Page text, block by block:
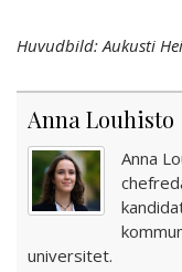
Huvudbild: Aukusti
Anna Louhisto
Anna
universitet.